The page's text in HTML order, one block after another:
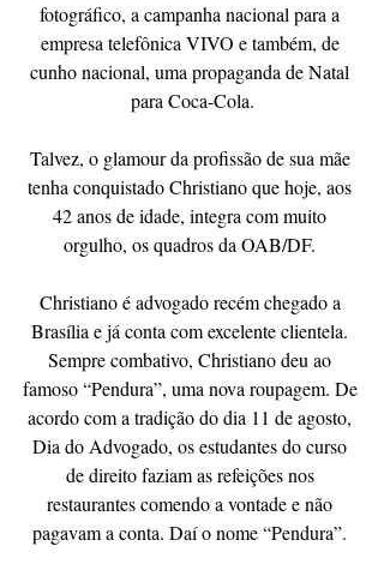
fotográfico, a campanha nacional para a
empresa telefônica VIVO e também, de
cunho nacional, uma propaganda de Natal
para Coca-Cola.
Talvez, o glamour da profissão de sua mãe
tenha conquistado Christiano que hoje, aos
42 anos de idade, integra com muito
orgulho, os quadros da OAB/DF.
Christiano é advogado recém chegado a
Brasília e já conta com excelente clientela.
Sempre combativo, Christiano deu ao
famoso “Pendura”, uma nova roupagem. De
acordo com a tradição do dia 11 de agosto,
Dia do Advogado, os estudantes do curso
de direito faziam as refeições nos
restaurantes comendo a vontade e não
pagavam a conta. Daí o nome “Pendura”.